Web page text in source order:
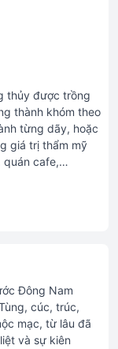
thủy được trồng
thành khóm theo
từng dãy, hoặc
giá trị thẩm mỹ
quán cafe,…
Đông Nam
cúc, trúc,
mạc, từ lâu đã
và sự kiên